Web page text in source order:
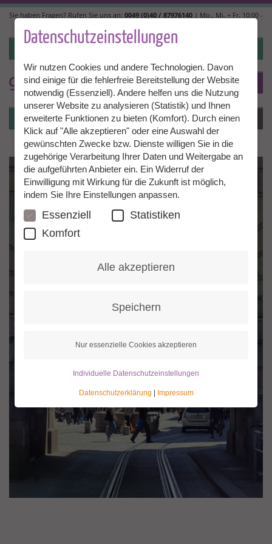
Direkt
zum
Inhalt
Sie haben Fragen? Rufen Sie uns an: 0049 (0)40 / 87976140 | Mo., Mi. + Fr. 10:00 -
DE
Login Menü
Datenschutzeinstellungen
Wir nutzen Cookies und andere Technologien. Davon
sind einige für die fehlerfreie Bereitstellung der Website
notwendig (Essenziell). Andere helfen uns die Nutzung
unserer Website zu analysieren (Statistik) und Ihnen
erweiterte Funktionen zu bieten (Komfort). Durch einen
Klick auf "Alle akzeptieren" oder eine Auswahl der
gewünschten Zwecke bzw. Dienste willigen Sie in die
zugehörige Verarbeitung Ihrer Daten und Weitergabe an
die aufgeführten Anbieter ein. Ein Widerruf der
Einwilligung mit Wirkung für die Zukunft ist möglich,
indem Sie Ihre Einstellungen anpassen.
Essenziell
Statistiken
Komfort
Alle akzeptieren
Speichern
Nur essenzielle Cookies akzeptieren
Individuelle Datenschutzeinstellungen
Datenschutzerklärung Impressum